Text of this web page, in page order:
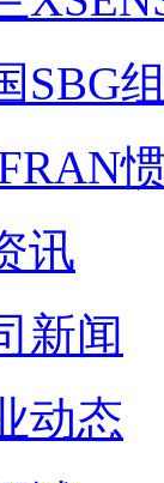
SBG
讯
新闻
动态